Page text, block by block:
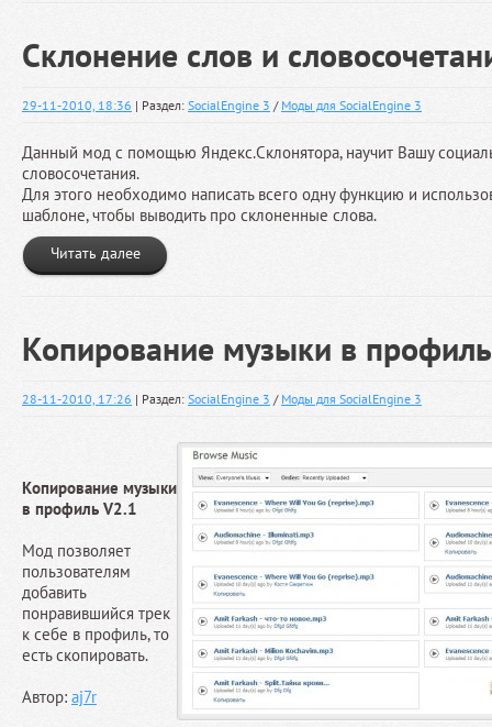
Склонение слов и
29-11-2010, 18:36 | Раздел: SocialEngine 3 / Моды для SocialEngine 3
Данный мод с помощью Яндекс.Склонятора, научит Вашу
словосочетания.
Для этого необходимо написать всего одну функцию и
шаблоне, чтобы выводить про склоненные слова.
Читать далее
Копирование музыки в
28-11-2010, 17:26 | Раздел: SocialEngine 3 / Моды для SocialEngine 3
Копирование музыки
в профиль V2.1
Мод позволяет
пользователям
добавить
понравившийся трек
к себе в профиль, то
есть скопировать.
Автор: aj7r